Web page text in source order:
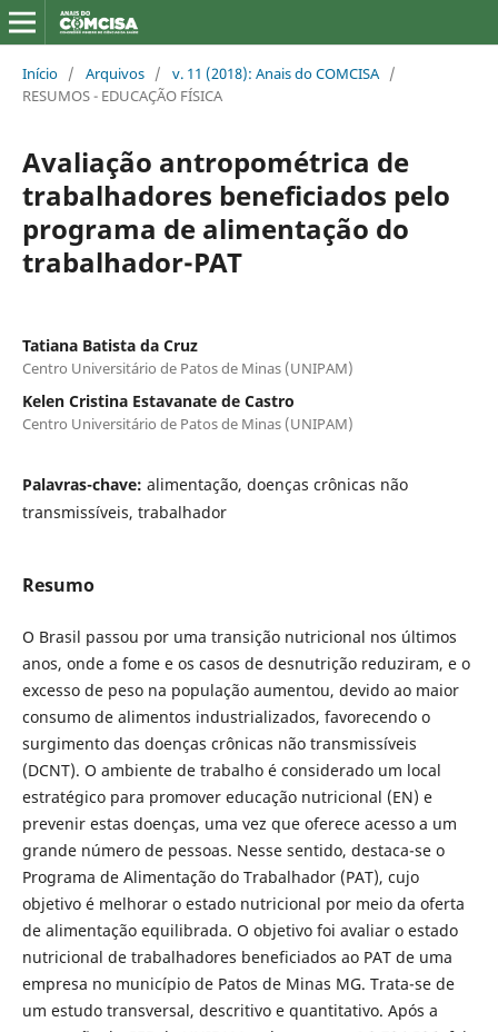
Início / Arquivos / v. 11 (2018): Anais do COMCISA /
RESUMOS - EDUCAÇÃO FÍSICA
Avaliação antropométrica de
trabalhadores beneficiados pelo
programa de alimentação do
trabalhador-PAT
Tatiana Batista da Cruz
Centro Universitário de Patos de Minas (UNIPAM)
Kelen Cristina Estavanate de Castro
Centro Universitário de Patos de Minas (UNIPAM)
Palavras-chave: alimentação, doenças crônicas não
transmissíveis, trabalhador
Resumo
O Brasil passou por uma transição nutricional nos últimos
anos, onde a fome e os casos de desnutrição reduziram, e o
excesso de peso na população aumentou, devido ao maior
consumo de alimentos industrializados, favorecendo o
surgimento das doenças crônicas não transmissíveis
(DCNT). O ambiente de trabalho é considerado um local
estratégico para promover educação nutricional (EN) e
prevenir estas doenças, uma vez que oferece acesso a um
grande número de pessoas. Nesse sentido, destaca-se o
Programa de Alimentação do Trabalhador (PAT), cujo
objetivo é melhorar o estado nutricional por meio da oferta
de alimentação equilibrada. O objetivo foi avaliar o estado
nutricional de trabalhadores beneficiados ao PAT de uma
empresa no município de Patos de Minas MG. Trata-se de
um estudo transversal, descritivo e quantitativo. Após a